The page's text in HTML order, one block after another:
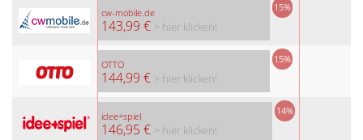
cw-mobile.de
143,99 €
15%
> hier klicken!
OTTO
144,99 €
15%
> hier klicken!
idee+spiel
146,95 €
14%
> hier klicken!